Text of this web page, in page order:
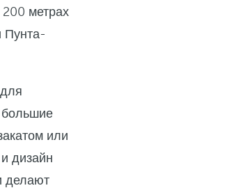
метрах
Пунта-
или
дизайн
делают